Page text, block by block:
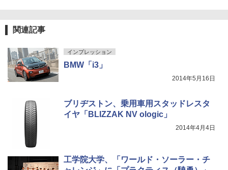
関連記事
インプレッション
BMW「i3」
2014年5月16日
ブリヂストン、乗用車用スタッドレスタ
イヤ「BLIZZAK NV ologic」
2014年4月4日
工学院大学、「ワールド・ソーラー・チ